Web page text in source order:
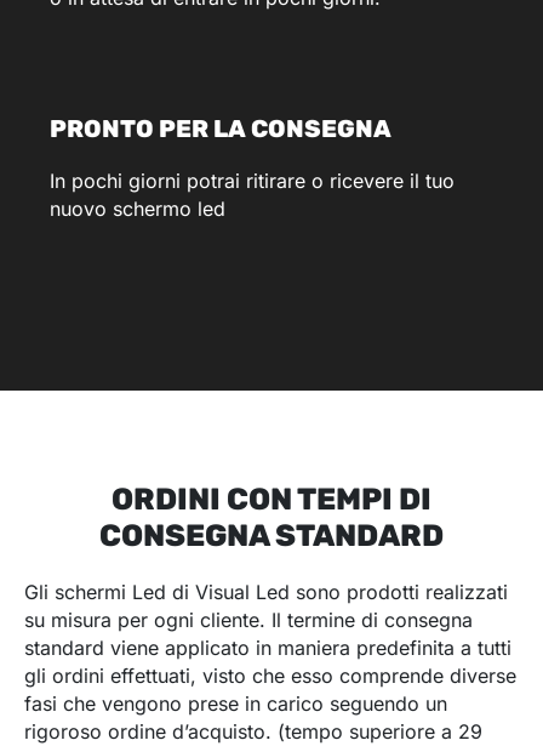
PRONTO PER LA CONSEGNA
In pochi giorni potrai ritirare o ricevere il tuo
nuovo schermo led
ORDINI CON TEMPI DI
CONSEGNA STANDARD
Gli schermi Led di Visual Led sono prodotti realizzati
su misura per ogni cliente. Il termine di consegna
standard viene applicato in maniera predefinita a tutti
gli ordini effettuati, visto che esso comprende diverse
fasi che vengono prese in carico seguendo un
rigoroso ordine d’acquisto. (tempo superiore a 29